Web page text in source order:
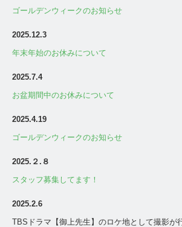
ゴールデンウィークのお知らせ
2025.12.3
年末年始のお休みについて
2025.7.4
お盆期間中のお休みについて
2025.4.19
ゴールデンウィークのお知らせ
2025.２.８
スタッフ募集してます！
2025.2.6
TBSドラマ【御上先生】のロケ地として撮影が